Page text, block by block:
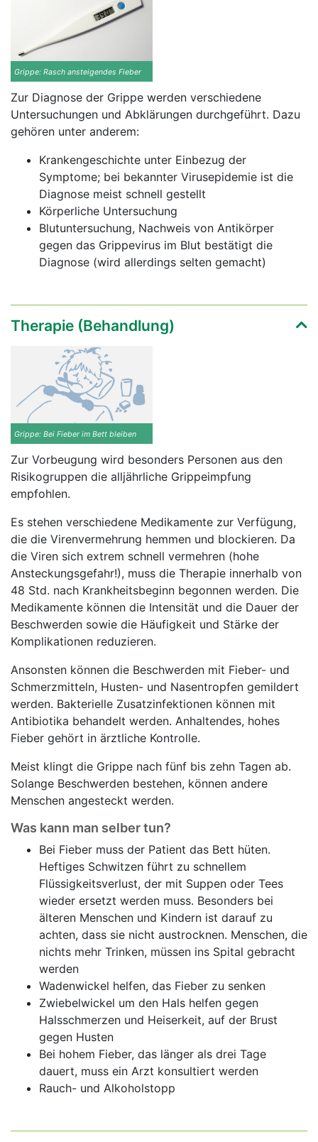
Grippe: Rasch ansteigendes Fieber
Zur Diagnose der Grippe werden verschiedene
Untersuchungen und Abklärungen durchgeführt. Dazu
gehören unter anderem:
Krankengeschichte unter Einbezug der
Symptome; bei bekannter Virusepidemie ist die
Diagnose meist schnell gestellt
Körperliche Untersuchung
Blutuntersuchung, Nachweis von Antikörper
gegen das Grippevirus im Blut bestätigt die
Diagnose (wird allerdings selten gemacht)
Therapie (Behandlung)
Grippe: Bei Fieber im Bett bleiben
Zur Vorbeugung wird besonders Personen aus den
Risikogruppen die alljährliche Grippeimpfung
empfohlen.
Es stehen verschiedene Medikamente zur Verfügung,
die die Virenvermehrung hemmen und blockieren. Da
die Viren sich extrem schnell vermehren (hohe
Ansteckungsgefahr!), muss die Therapie innerhalb von
48 Std. nach Krankheitsbeginn begonnen werden. Die
Medikamente können die Intensität und die Dauer der
Beschwerden sowie die Häufigkeit und Stärke der
Komplikationen reduzieren.
Ansonsten können die Beschwerden mit Fieber- und
Schmerzmitteln, Husten- und Nasentropfen gemildert
werden. Bakterielle Zusatzinfektionen können mit
Antibiotika behandelt werden. Anhaltendes, hohes
Fieber gehört in ärztliche Kontrolle.
Meist klingt die Grippe nach fünf bis zehn Tagen ab.
Solange Beschwerden bestehen, können andere
Menschen angesteckt werden.
Was kann man selber tun?
Bei Fieber muss der Patient das Bett hüten.
Heftiges Schwitzen führt zu schnellem
Flüssigkeitsverlust, der mit Suppen oder Tees
wieder ersetzt werden muss. Besonders bei
älteren Menschen und Kindern ist darauf zu
achten, dass sie nicht austrocknen. Menschen, die
nichts mehr Trinken, müssen ins Spital gebracht
werden
Wadenwickel helfen, das Fieber zu senken
Zwiebelwickel um den Hals helfen gegen
Halsschmerzen und Heiserkeit, auf der Brust
gegen Husten
Bei hohem Fieber, das länger als drei Tage
dauert, muss ein Arzt konsultiert werden
Rauch- und Alkoholstopp